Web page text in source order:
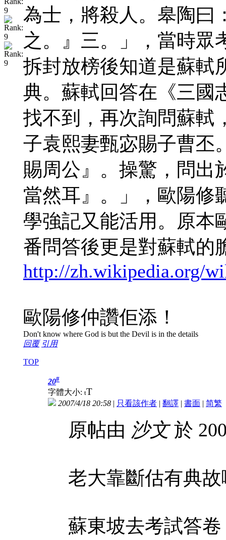
為士，將殺人。皋陶曰
之。』三。」，當時眾
拆封放榜後知道是蘇軾
典。蘇軾回答在《三國
找不到，再次詢問蘇軾
子袁熙妻甄宓賜子曹丕
賜周公』。操驚，問出
當然耳』。」，歐陽修
學強記又能活用。原本
番問答後更是對蘇軾的
http://zh.wikipedia.org/
歐陽修仲讚佢添！
Don't know where God is but the Devil is in the details
回覆 引用
TOP
20#
字體大小: tT
2007/4/18 20:58 | 只看該作者 | 翻譯 | 書面 | 简繁
原帖由 沙文於
老大靠斷估有典
蘇東坡去考試答